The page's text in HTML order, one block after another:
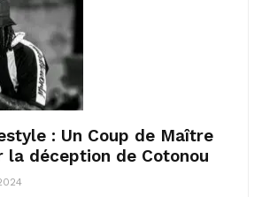
: Un Coup de Maître
la déception de Cotonou